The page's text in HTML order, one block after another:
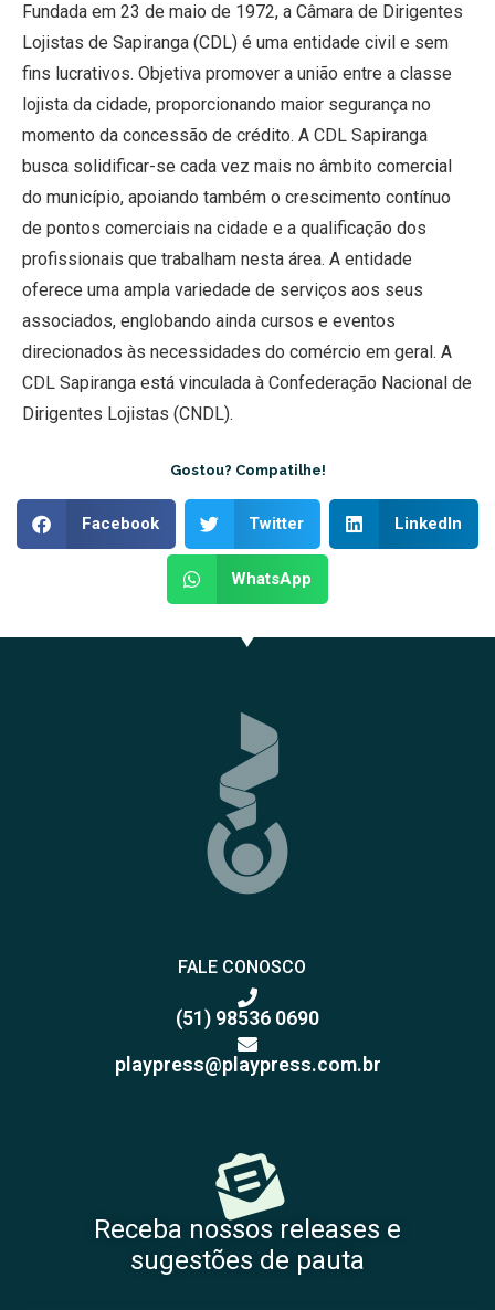
Fundada em 23 de maio de 1972, a Câmara de Dirigentes
Lojistas de Sapiranga (CDL) é uma entidade civil e sem
fins lucrativos. Objetiva promover a união entre a classe
lojista da cidade, proporcionando maior segurança no
momento da concessão de crédito. A CDL Sapiranga
busca solidificar-se cada vez mais no âmbito comercial
do município, apoiando também o crescimento contínuo
de pontos comerciais na cidade e a qualificação dos
profissionais que trabalham nesta área. A entidade
oferece uma ampla variedade de serviços aos seus
associados, englobando ainda cursos e eventos
direcionados às necessidades do comércio em geral. A
CDL Sapiranga está vinculada à Confederação Nacional de
Dirigentes Lojistas (CNDL).
Gostou? Compatilhe!
Facebook Twitter LinkedIn
WhatsApp
FALE CONOSCO
(51) 98536 0690
playpress@playpress.com.br
Receba nossos releases e
sugestões de pauta